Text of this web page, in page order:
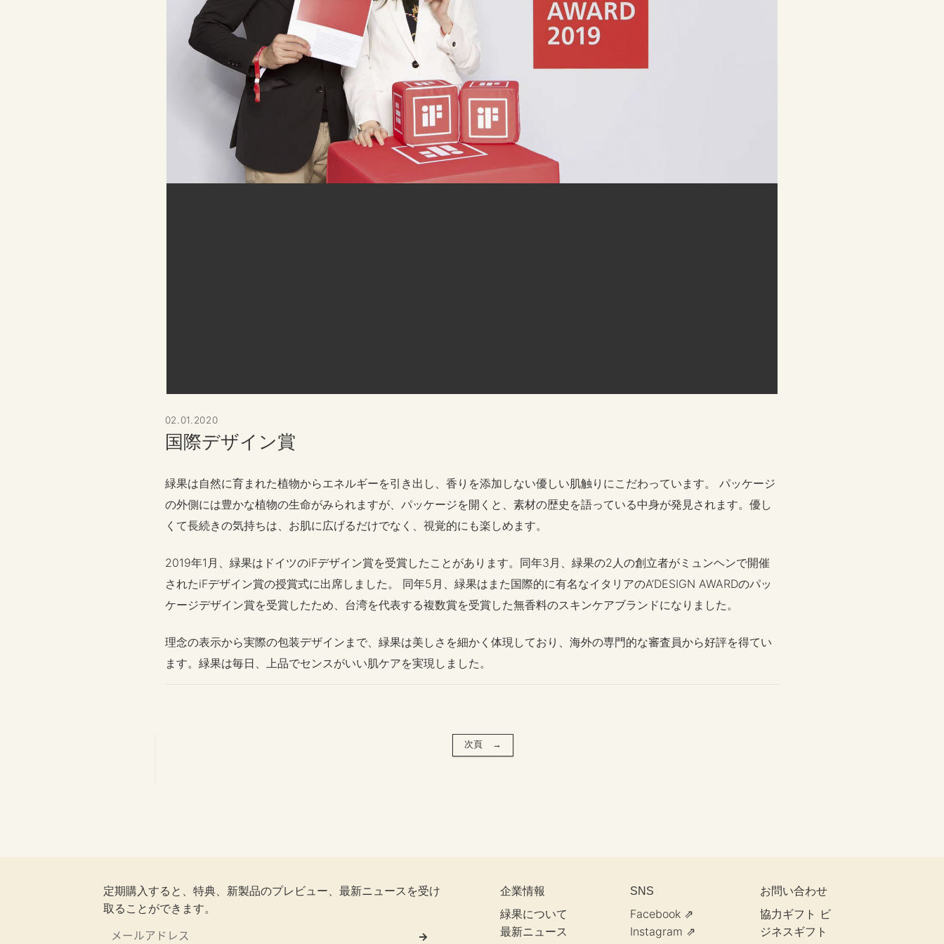
02.01.2020
国際デザイン賞
緑果は自然に育まれた植物からエネルギーを引き出し、香りを添加しない優しい肌触りにこだわっています。 パッケージ
の外側には豊かな植物の生命がみられますが、パッケージを開くと、素材の歴史を語っている中身が発見されます。優し
くて長続きの気持ちは、お肌に広げるだけでなく、視覚的にも楽しめます。
2019年1月、緑果はドイツのiFデザイン賞を受賞したことがあります。同年3月、緑果の2人の創立者がミュンヘンで開催
されたiFデザイン賞の授賞式に出席しました。 同年5月、緑果はまた国際的に有名なイタリアのA’DESIGN AWARDのパッ
ケージデザイン賞を受賞したため、台湾を代表する複数賞を受賞した無香料のスキンケアブランドになりました。
理念の表示から実際の包装デザインまで、緑果は美しさを細かく体現しており、海外の専門的な審査員から好評を得てい
ます。緑果は毎日、上品でセンスがいい肌ケアを実現しました。
次頁 →
定期購入すると、特典、新製品のプレビュー、最新ニュースを受け
取ることができます。
企業情報
緑果について
最新ニュース
SNS
Facebook ⇗
Instagram ⇗
お問い合わせ
協力ギフト ビ
ジネスギフト